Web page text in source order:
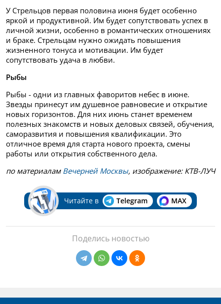
У Стрельцов первая половина июня будет особенно
яркой и продуктивной. Им будет сопутствовать успех в
личной жизни, особенно в романтических отношениях
и браке. Стрельцам нужно ожидать повышения
жизненного тонуса и мотивации. Им будет
сопутствовать удача в любви.
Рыбы
Рыбы - одни из главных фаворитов небес в июне.
Звезды принесут им душевное равновесие и открытие
новых горизонтов. Для них июнь станет временем
полезных знакомств и новых деловых связей, обучения,
саморазвития и повышения квалификации. Это
отличное время для старта нового проекта, смены
работы или открытия собственного дела.
по материалам Вечерней Москвы, изображение: КТВ-ЛУЧ
Читайте в Telegram MAX
Поделись новостью